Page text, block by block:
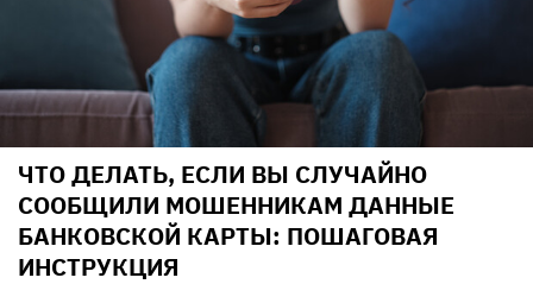
ЧТО ДЕЛАТЬ, ЕСЛИ ВЫ СЛУЧАЙНО
СООБЩИЛИ МОШЕННИКАМ ДАННЫЕ
БАНКОВСКОЙ КАРТЫ: ПОШАГОВАЯ
ИНСТРУКЦИЯ